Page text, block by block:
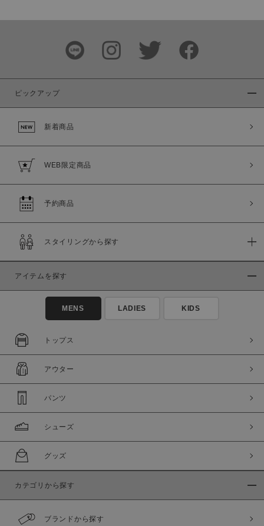
在庫
ピックアップ
新着商品
WEB限定商品
予約商品
スタイリングから探す
アイテムを探す
MENS LADIES KIDS
トップス
アウター
パンツ
シューズ
グッズ
カテゴリから探す
ブランドから探す